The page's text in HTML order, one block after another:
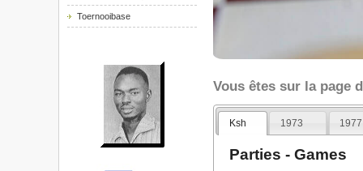
Toernooibase
Vous êtes sur la page
Ksh 1973 1977
Parties - Games